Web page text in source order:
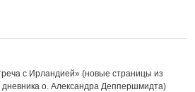
с Ирландией» (новые страницы из
дневника о. Александра Деппершмидта)